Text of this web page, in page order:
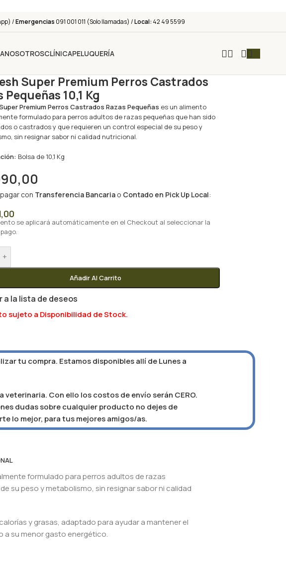
/Emergencias 091 001 011 (Solo llamadas) /Local: 42 49 5599
NOSOTROSCLÍNICAPELUQUERÍA
Super Premium Perros Castrados
Pequeñas 10,1 Kg
Premium Perros Castrados Razas Pequeñas es un alimento
formulado para perros adultos de razas pequeñas que han sido
o castrados y que requieren un control especial de su peso y
sin resignar sabor ni calidad nutricional.
Bolsa de 10,1 Kg
con Transferencia Bancaria o Contado en Pick Up Local:
se aplicará automáticamente en el Checkout al seleccionar la
+
Añadir Al Carrito
a la lista de deseos
sujeto a Disponibilidad de Stock.
tu compra. Estamos disponibles allí de Lunes a
Con ello los costos de envío serán CERO.
dudas sobre cualquier producto no dejes de
lo mejor, para tus mejores amigos/as.
formulado para perros adultos de razas
su peso y metabolismo, sin resignar sabor ni calidad
y grasas, adaptado para ayudar a mantener el
a su menor gasto energético.